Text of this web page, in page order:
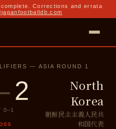
Corrections and errata
— ASIA ROUND 1
2
0–1
North
Korea
朝鮮民主主義人民共
和国代表